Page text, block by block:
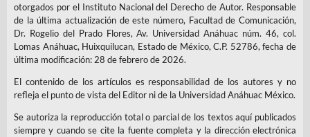
otorgados por el Instituto Nacional del Derecho de Autor. Responsable
de la última actualización de este número, Facultad de Comunicación,
Dr. Rogelio del Prado Flores, Av. Universidad Anáhuac núm. 46, col.
Lomas Anáhuac, Huixquilucan, Estado de México, C.P. 52786, fecha de
última modificación: 28 de febrero de 2026.
El contenido de los artículos es responsabilidad de los autores y no
refleja el punto de vista del Editor ni de la Universidad Anáhuac México.
Se autoriza la reproducción total o parcial de los textos aquí publicados
siempre y cuando se cite la fuente completa y la dirección electrónica